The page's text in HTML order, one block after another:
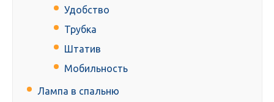
Удобство
Трубка
Штатив
Мобильность
Лампа в спальню